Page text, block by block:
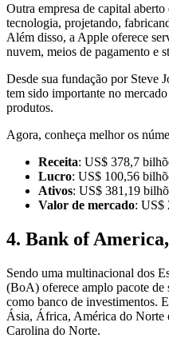
Outra empresa de capital
tecnologia, projetando,
Além disso, a Apple oferece
nuvem, meios de pagamento e
Desde sua fundação por Steve
tem sido importante no
produtos.
Agora, conheça melhor os
Receita: US$ 378,7
Lucro: US$ 100,56
Ativos: US$ 381,19
Valor de mercado: US$
4. Bank of
Sendo uma multinacional dos
(BoA) oferece amplo pacote
como banco de investimentos.
Ásia, África, América do Norte
Carolina do Norte.